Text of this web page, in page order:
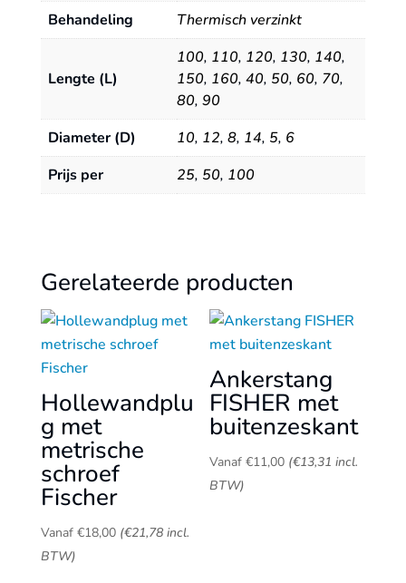
Behandeling
Thermisch verzinkt
Lengte (L)
100, 110, 120, 130, 140,
150, 160, 40, 50, 60, 70,
80, 90
Diameter (D)
10, 12, 8, 14, 5, 6
Prijs per
25, 50, 100
Gerelateerde producten
Hollewandplu
g met
metrische
schroef
Fischer
Vanaf €18,00 (€21,78incl.
BTW)
Ankerstang
FISHER met
buitenzeskant
Vanaf €11,00 (€13,31 incl.
BTW)